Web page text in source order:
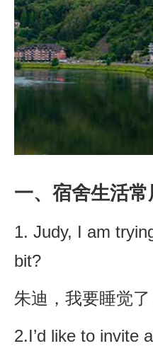
一、宿舍生活
1. Judy, I am
bit?
朱迪，我要睡觉
2.I’d like to invite